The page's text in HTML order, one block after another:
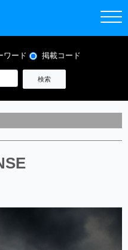
ワード 掲載コード